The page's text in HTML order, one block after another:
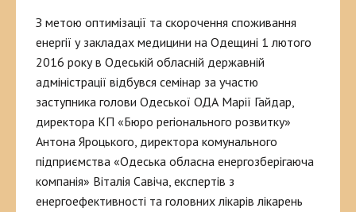
З метою оптимізації та скорочення споживання
енергії у закладах медицини на Одещині 1 лютого
2016 року в Одеській обласній державній
адміністрації відбувся семінар за участю
заступника голови Одеської ОДА Марії Гайдар,
директора КП «Бюро регіонального розвитку»
Антона Яроцького, директора комунального
підприємства «Одеська обласна енергозберігаюча
компанія» Віталія Савіча, експертів з
енергоефективності та головних лікарів лікарень